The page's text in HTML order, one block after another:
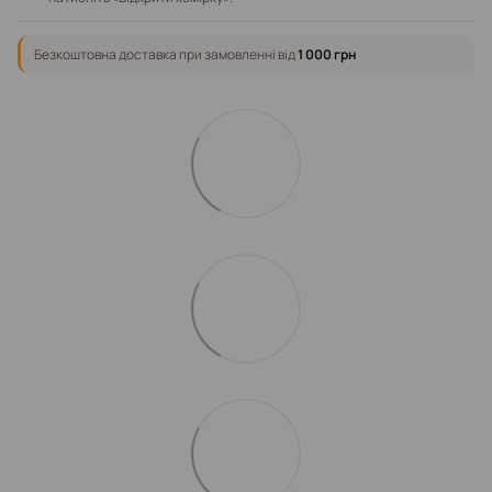
Безкоштовна доставка при замовленні від1 000 грн